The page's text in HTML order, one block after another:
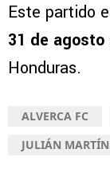
Este partido
31 de agosto
Honduras.
ALVERCA FC
JULIÁN